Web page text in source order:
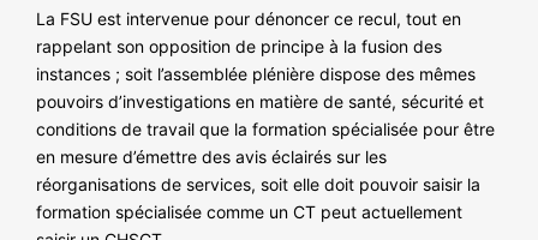
La FSU est intervenue pour dénoncer ce recul, tout en
rappelant son opposition de principe à la fusion des
instances ; soit l’assemblée plénière dispose des mêmes
pouvoirs d’investigations en matière de santé, sécurité et
conditions de travail que la formation spécialisée pour être
en mesure d’émettre des avis éclairés sur les
réorganisations de services, soit elle doit pouvoir saisir la
formation spécialisée comme un CT peut actuellement